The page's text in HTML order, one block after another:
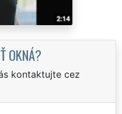
OKNÁ?
kontaktujte cez